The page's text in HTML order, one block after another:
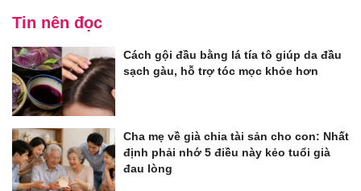
Tin nên đọc
Cách gội đầu bằng lá tía tô giúp da đầu
sạch gàu, hỗ trợ tóc mọc khỏe hơn
Cha mẹ về già chia tài sản cho con: Nhất
định phải nhớ 5 điều này kẻo tuổi già
đau lòng